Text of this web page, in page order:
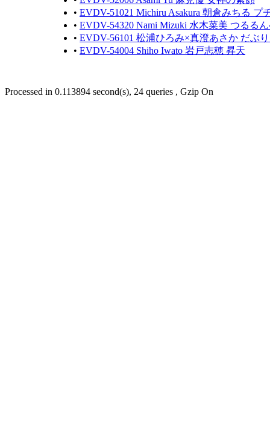
• EVDV-51021 Michiru Asakura 朝倉みちる プ
• EVDV-54320 Nami Mizuki 水木菜美 つるる
• EVDV-56101 松浦ひろみ×真澄あさか だぶ
• EVDV-54004 Shiho Iwato 岩戸志穂 昇天
Processed in 0.113894 second(s), 24 queries , Gzip On